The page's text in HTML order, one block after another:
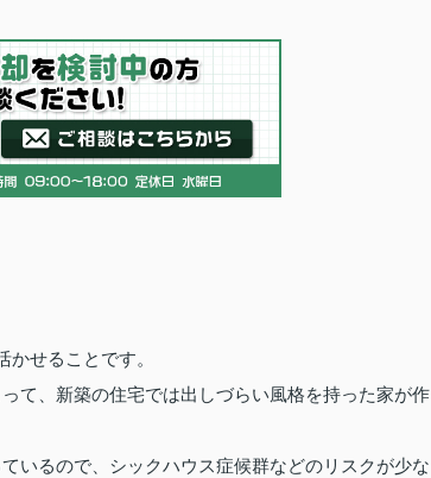
せることです。
て、新築の住宅では出しづらい風格を持った家が作
いるので、シックハウス症候群などのリスクが少な